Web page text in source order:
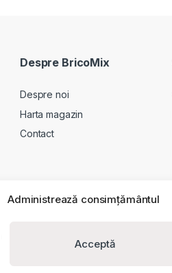
Administrează consimțământul
Acceptă
Despre BricoMix
Despre noi
Harta magazin
Contact